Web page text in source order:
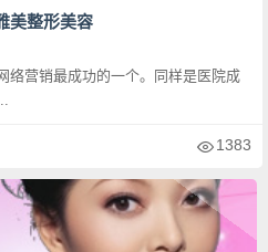
美整形美容
络营销最成功的一个。同样是医院成
1383